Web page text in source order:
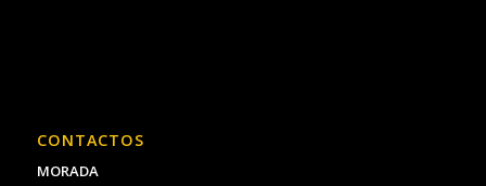
CONTACTOS
MORADA